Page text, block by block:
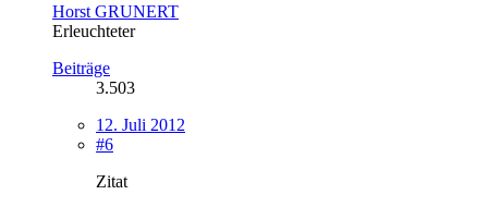
Horst GRUNERT
Erleuchteter
Beiträge
3.503
12. Juli 2012
#6
Zitat